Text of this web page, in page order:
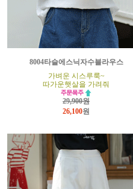
8004타슬에스닉자수블라우스
가벼운 시스루룩~
따가운햇살을 가려줘
29,900원
26,100원